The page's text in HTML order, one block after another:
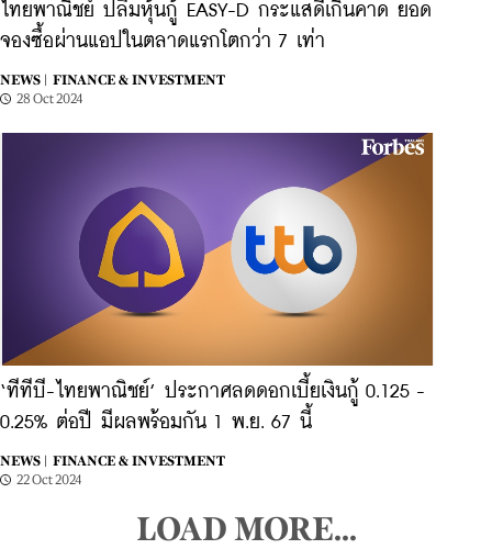
ไทยพาณิชย์ ปลื้มหุ้นกู้ EASY-D กระแสดีเกินคาด ยอด
จองซื้อผ่านแอปในตลาดแรกโตกว่า 7 เท่า
NEWS |
FINANCE & INVESTMENT
28 Oct 2024
‘ทีทีบี-ไทยพาณิชย์’ ประกาศลดดอกเบี้ยเงินกู้ 0.125 -
0.25% ต่อปี มีผลพร้อมกัน 1 พ.ย. 67 นี้
NEWS |
FINANCE & INVESTMENT
22 Oct 2024
LOAD MORE...